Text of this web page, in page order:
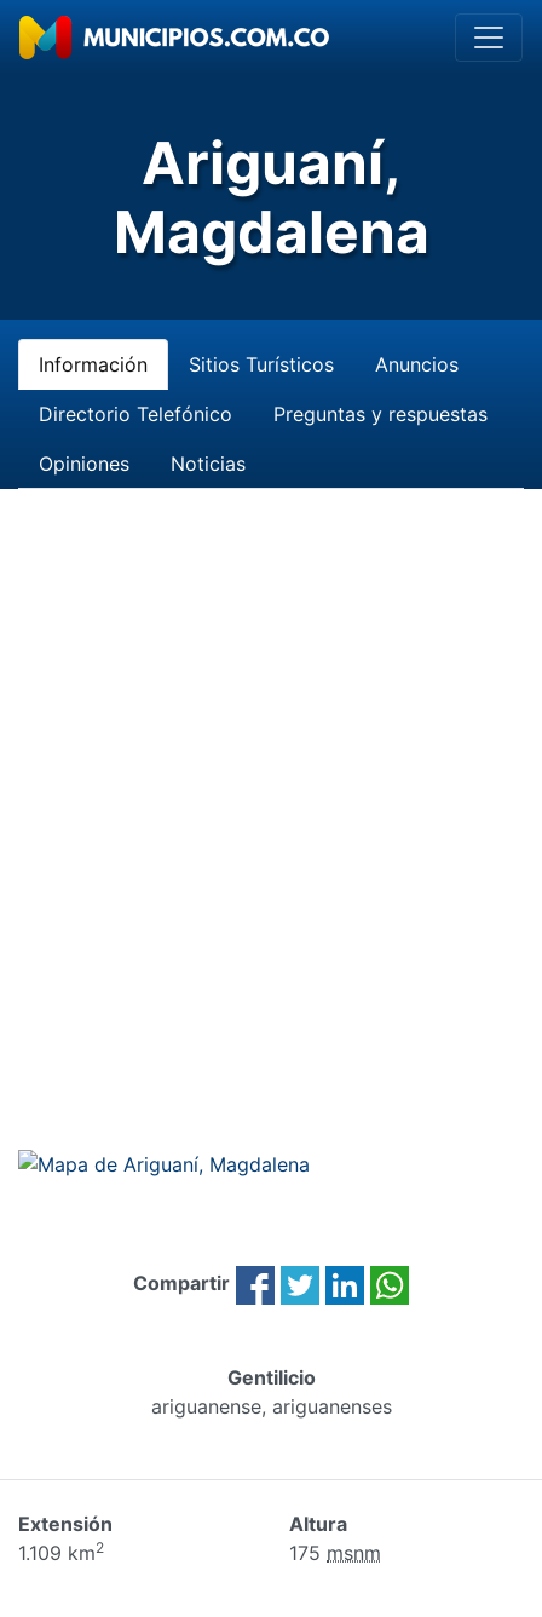
Ariguaní,
Magdalena
Información Sitios Turísticos Anuncios
Directorio Telefónico Preguntas y respuestas
Opiniones Noticias
Compartir
Gentilicio
ariguanense, ariguanenses
Extensión
1.109 km2
Altura
175 msnm